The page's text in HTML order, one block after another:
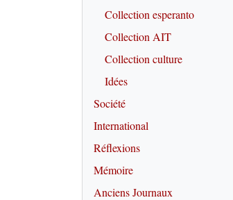
Collection esperanto
Collection AIT
Collection culture
Idées
Société
International
Réflexions
Mémoire
Anciens Journaux